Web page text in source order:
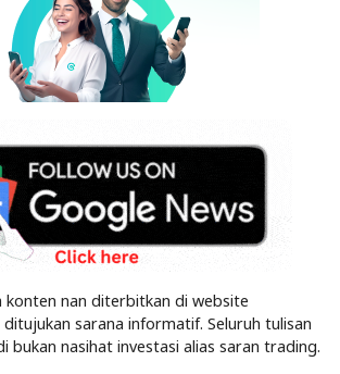
konten nan diterbitkan di website
sarana informatif. Seluruh tulisan
bukan nasihat investasi alias saran trading.